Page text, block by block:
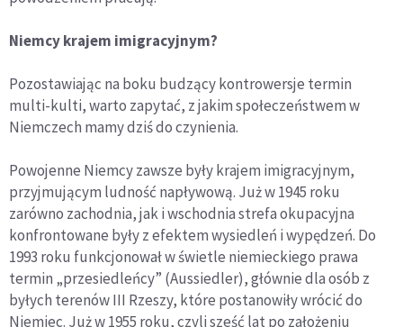
Niemcy krajem imigracyjnym?
Pozostawiając na boku budzący kontrowersje termin
multi-kulti, warto zapytać, z jakim społeczeństwem w
Niemczech mamy dziś do czynienia.
Powojenne Niemcy zawsze były krajem imigracyjnym,
przyjmującym ludność napływową. Już w 1945 roku
zarówno zachodnia, jak i wschodnia strefa okupacyjna
konfrontowane były z efektem wysiedleń i wypędzeń. Do
1993 roku funkcjonował w świetle niemieckiego prawa
termin „przesiedleńcy” (Aussiedler), głównie dla osób z
byłych terenów III Rzeszy, które postanowiły wrócić do
Niemiec. Już w 1955 roku, czyli sześć lat po założeniu